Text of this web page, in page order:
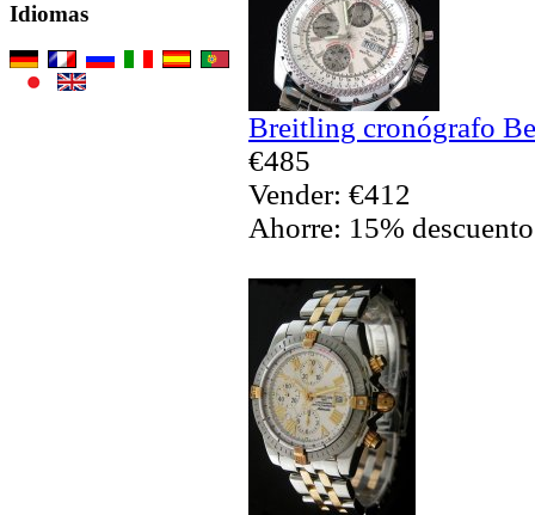
Idiomas
Breitling cronógrafo
€485
Vender: €412
Ahorre: 15% descuento